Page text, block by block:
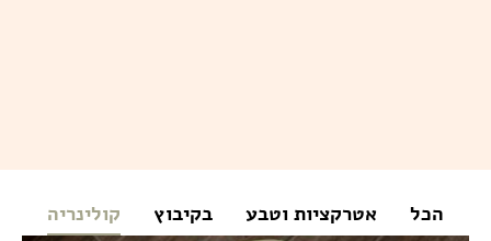
הכל אטרקציות וטבע בקיבוץ קולינריה